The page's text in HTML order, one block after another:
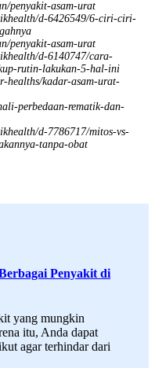
penyakit-asam-urat
d-6426549/6-ciri-ciri-
penyakit-asam-urat
d-6140747/cara-
rutin-lakukan-5-hal-ini
healths/kadar-asam-urat-
perbedaan-rematik-dan-
d-7786717/mitos-vs-
tanpa-obat
Penyakit di
yang mungkin
itu, Anda dapat
agar terhindar dari